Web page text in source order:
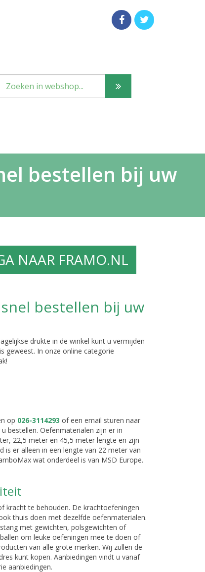
bestellen bij uw
NAAR FRAMO.NL
bestellen bij uw
drukte in de winkel kunt u vermijden
geweest. In onze online categorie
op 026-3114293 of een email sturen naar
bestellen. Oefenmaterialen zijn er in
22,5 meter en 45,5 meter lengte en zijn
er alleen in een lengte van 22 meter van
wat onderdeel is van MSD Europe.
kracht te behouden. De krachtoefeningen
thuis doen met dezelfde oefenmaterialen.
met gewichten, polsgewichten of
om leuke oefeningen mee te doen of
van alle grote merken. Wij zullen de
kunt kopen. Aanbiedingen vindt u vanaf
aanbiedingen.